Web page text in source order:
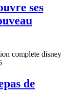
ses
de